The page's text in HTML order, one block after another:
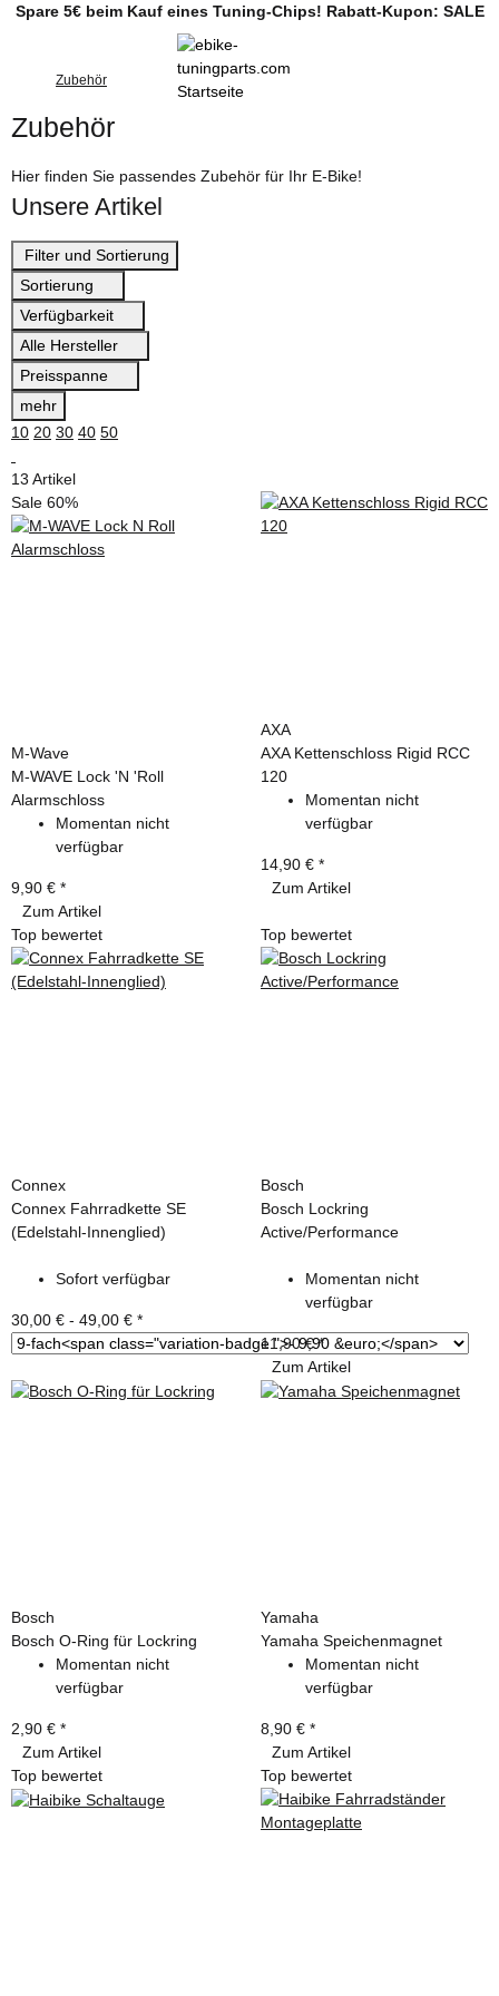
Spare 5€ beim Kauf eines Tuning-Chips! Rabatt-Kupon: SALE
Zubehör
Zubehör
Hier finden Sie passendes Zubehör für Ihr E-Bike!
Unsere Artikel
Filter und Sortierung
Sortierung
Verfügbarkeit
Alle Hersteller
Preisspanne
mehr
10 20 30 40 50
13 Artikel
Sale 60%
M-Wave
M-WAVE Lock 'N 'Roll
Alarmschloss
Momentan nicht
verfügbar
9,90 € *
Zum Artikel
AXA
AXA Kettenschloss Rigid RCC
120
Momentan nicht
verfügbar
14,90 € *
Zum Artikel
Top bewertet
Connex
Connex Fahrradkette SE
(Edelstahl-Innenglied)
Sofort verfügbar
30,00 € - 49,00 € *
Top bewertet
Bosch
Bosch Lockring
Active/Performance
Momentan nicht
verfügbar
11,90 €*
Zum Artikel
Bosch
Bosch O-Ring für Lockring
Momentan nicht
verfügbar
2,90 € *
Zum Artikel
Yamaha
Yamaha Speichenmagnet
Momentan nicht
verfügbar
8,90 € *
Zum Artikel
Top bewertet
Top bewertet